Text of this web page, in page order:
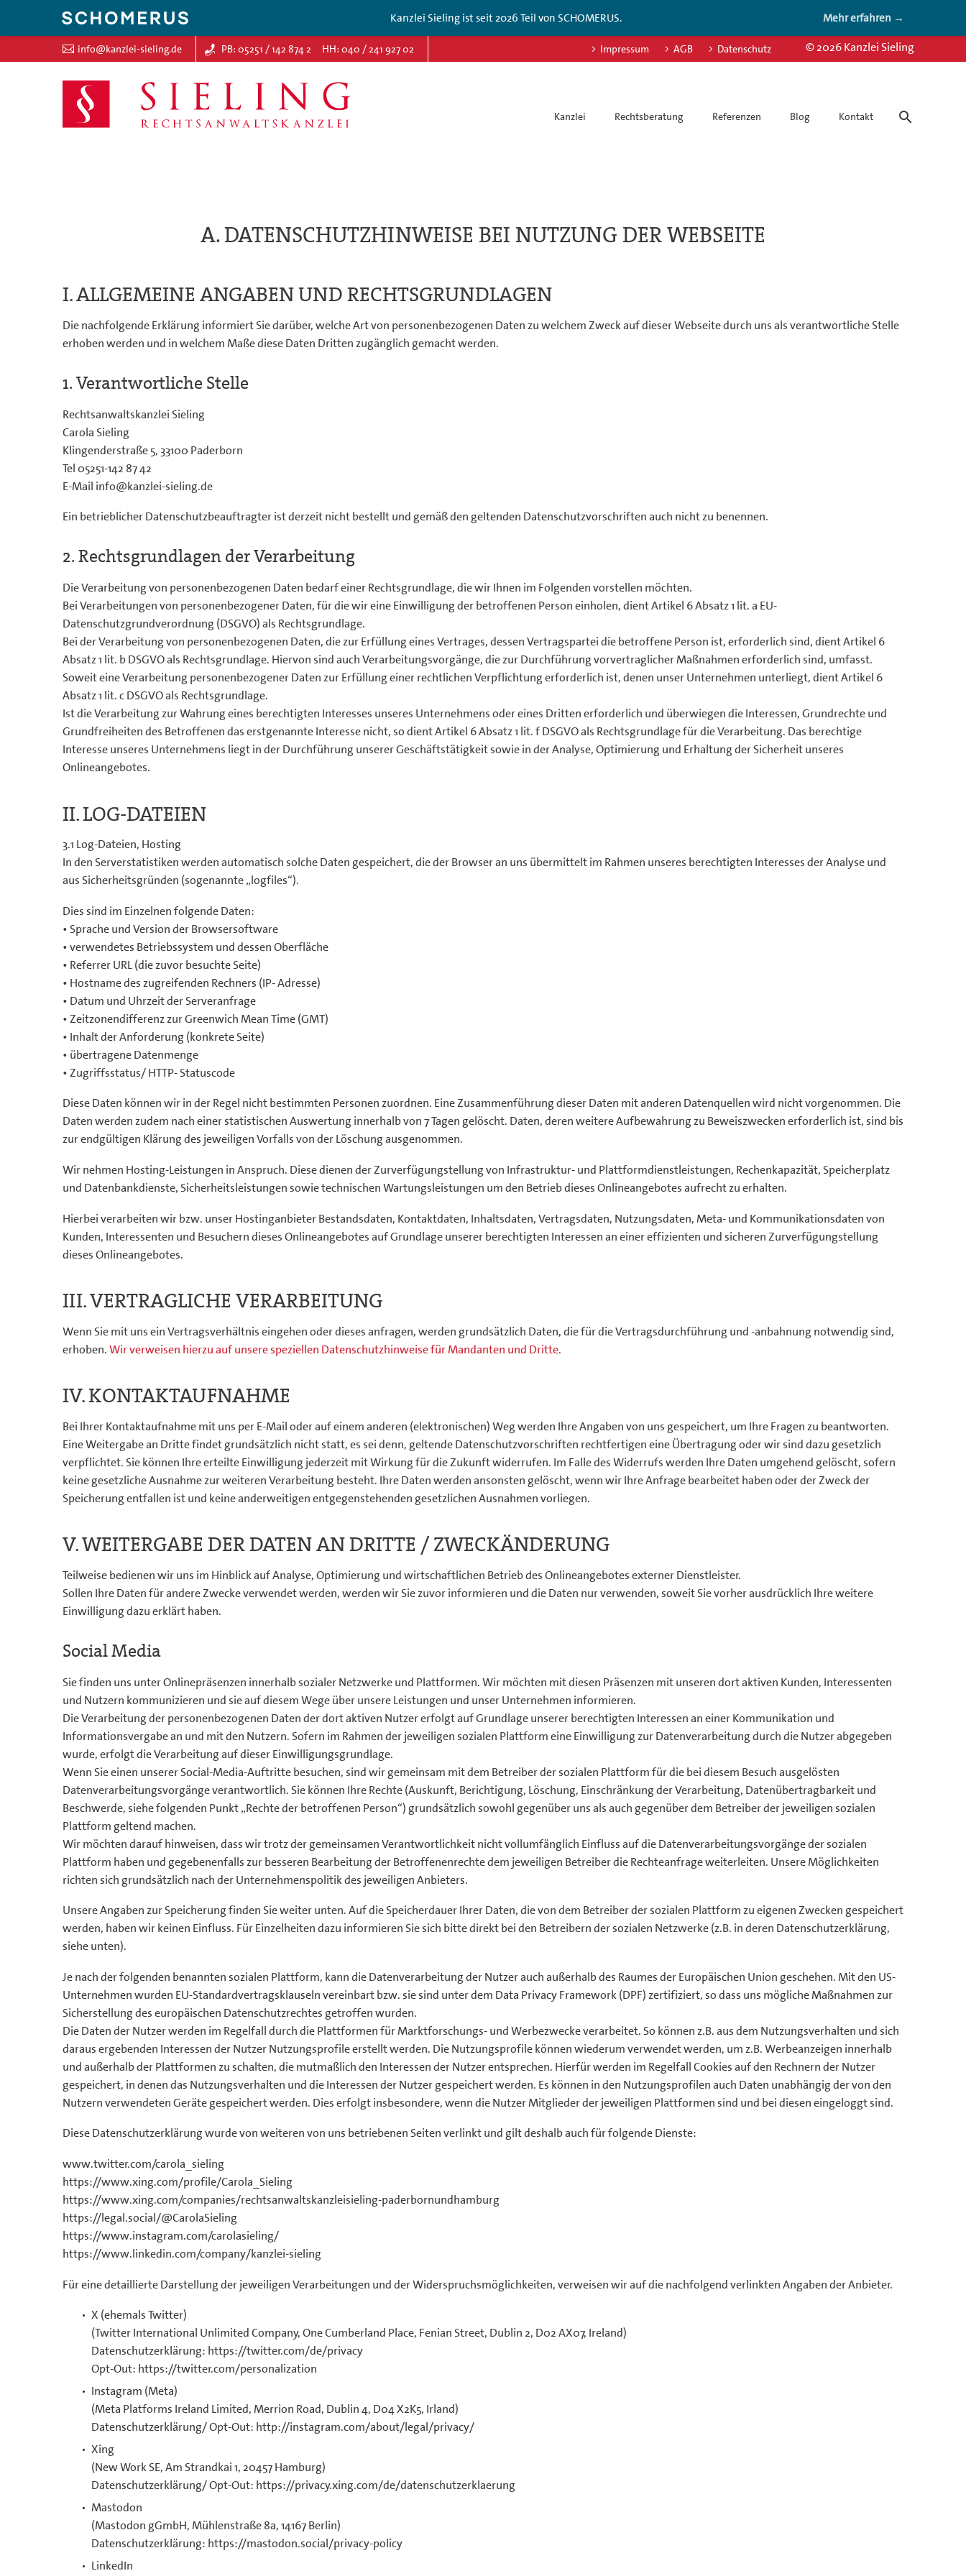
Kanzlei Sieling ist seit 2026 Teil von SCHOMERUS. Mehr erfahren →
info@kanzlei-sieling.de PB: 05251 / 142 874 2 HH: 040 / 241 927 02 © 2026 Kanzlei Sieling
Impressum AGB Datenschutz
Kanzlei Rechtsberatung Referenzen Blog Kontakt
A. DATENSCHUTZHINWEISE BEI NUTZUNG DER WEBSEITE
I. ALLGEMEINE ANGABEN UND RECHTSGRUNDLAGEN
Die nachfolgende Erklärung informiert Sie darüber, welche Art von personenbezogenen Daten zu welchem Zweck auf dieser Webseite durch uns als verantwortliche Stelle
erhoben werden und in welchem Maße diese Daten Dritten zugänglich gemacht werden.
1. Verantwortliche Stelle
Rechtsanwaltskanzlei Sieling
Carola Sieling
Klingenderstraße 5, 33100 Paderborn
Tel 05251-142 87 42
E-Mail info@kanzlei-sieling.de
Ein betrieblicher Datenschutzbeauftragter ist derzeit nicht bestellt und gemäß den geltenden Datenschutzvorschriften auch nicht zu benennen.
2. Rechtsgrundlagen der Verarbeitung
Die Verarbeitung von personenbezogenen Daten bedarf einer Rechtsgrundlage, die wir Ihnen im Folgenden vorstellen möchten.
Bei Verarbeitungen von personenbezogener Daten, für die wir eine Einwilligung der betroffenen Person einholen, dient Artikel 6 Absatz 1 lit. a EU-
Datenschutzgrundverordnung (DSGVO) als Rechtsgrundlage.
Bei der Verarbeitung von personenbezogenen Daten, die zur Erfüllung eines Vertrages, dessen Vertragspartei die betroffene Person ist, erforderlich sind, dient Artikel 6
Absatz 1 lit. b DSGVO als Rechtsgrundlage. Hiervon sind auch Verarbeitungsvorgänge, die zur Durchführung vorvertraglicher Maßnahmen erforderlich sind, umfasst.
Soweit eine Verarbeitung personenbezogener Daten zur Erfüllung einer rechtlichen Verpflichtung erforderlich ist, denen unser Unternehmen unterliegt, dient Artikel 6
Absatz 1 lit. c DSGVO als Rechtsgrundlage.
Ist die Verarbeitung zur Wahrung eines berechtigten Interesses unseres Unternehmens oder eines Dritten erforderlich und überwiegen die Interessen, Grundrechte und
Grundfreiheiten des Betroffenen das erstgenannte Interesse nicht, so dient Artikel 6 Absatz 1 lit. f DSGVO als Rechtsgrundlage für die Verarbeitung. Das berechtige
Interesse unseres Unternehmens liegt in der Durchführung unserer Geschäftstätigkeit sowie in der Analyse, Optimierung und Erhaltung der Sicherheit unseres
Onlineangebotes.
II. LOG-DATEIEN
3.1 Log-Dateien, Hosting
In den Serverstatistiken werden automatisch solche Daten gespeichert, die der Browser an uns übermittelt im Rahmen unseres berechtigten Interesses der Analyse und
aus Sicherheitsgründen (sogenannte „logfiles“).
Dies sind im Einzelnen folgende Daten:
• Sprache und Version der Browsersoftware
• verwendetes Betriebssystem und dessen Oberfläche
• Referrer URL (die zuvor besuchte Seite)
• Hostname des zugreifenden Rechners (IP- Adresse)
• Datum und Uhrzeit der Serveranfrage
• Zeitzonendifferenz zur Greenwich Mean Time (GMT)
• Inhalt der Anforderung (konkrete Seite)
• übertragene Datenmenge
• Zugriffsstatus/ HTTP- Statuscode
Diese Daten können wir in der Regel nicht bestimmten Personen zuordnen. Eine Zusammenführung dieser Daten mit anderen Datenquellen wird nicht vorgenommen. Die
Daten werden zudem nach einer statistischen Auswertung innerhalb von 7 Tagen gelöscht. Daten, deren weitere Aufbewahrung zu Beweiszwecken erforderlich ist, sind bis
zur endgültigen Klärung des jeweiligen Vorfalls von der Löschung ausgenommen.
Wir nehmen Hosting-Leistungen in Anspruch. Diese dienen der Zurverfügungstellung von Infrastruktur- und Plattformdienstleistungen, Rechenkapazität, Speicherplatz
und Datenbankdienste, Sicherheitsleistungen sowie technischen Wartungsleistungen um den Betrieb dieses Onlineangebotes aufrecht zu erhalten.
Hierbei verarbeiten wir bzw. unser Hostinganbieter Bestandsdaten, Kontaktdaten, Inhaltsdaten, Vertragsdaten, Nutzungsdaten, Meta- und Kommunikationsdaten von
Kunden, Interessenten und Besuchern dieses Onlineangebotes auf Grundlage unserer berechtigten Interessen an einer effizienten und sicheren Zurverfügungstellung
dieses Onlineangebotes.
III. VERTRAGLICHE VERARBEITUNG
Wenn Sie mit uns ein Vertragsverhältnis eingehen oder dieses anfragen, werden grundsätzlich Daten, die für die Vertragsdurchführung und -anbahnung notwendig sind,
erhoben.Wir verweisen hierzu auf unsere speziellen Datenschutzhinweise für Mandanten und Dritte.
IV. KONTAKTAUFNAHME
Bei Ihrer Kontaktaufnahme mit uns per E-Mail oder auf einem anderen (elektronischen) Weg werden Ihre Angaben von uns gespeichert, um Ihre Fragen zu beantworten.
Eine Weitergabe an Dritte findet grundsätzlich nicht statt, es sei denn, geltende Datenschutzvorschriften rechtfertigen eine Übertragung oder wir sind dazu gesetzlich
verpflichtet. Sie können Ihre erteilte Einwilligung jederzeit mit Wirkung für die Zukunft widerrufen. Im Falle des Widerrufs werden Ihre Daten umgehend gelöscht, sofern
keine gesetzliche Ausnahme zur weiteren Verarbeitung besteht. Ihre Daten werden ansonsten gelöscht, wenn wir Ihre Anfrage bearbeitet haben oder der Zweck der
Speicherung entfallen ist und keine anderweitigen entgegenstehenden gesetzlichen Ausnahmen vorliegen.
V. WEITERGABE DER DATEN AN DRITTE / ZWECKÄNDERUNG
Teilweise bedienen wir uns im Hinblick auf Analyse, Optimierung und wirtschaftlichen Betrieb des Onlineangebotes externer Dienstleister.
Sollen Ihre Daten für andere Zwecke verwendet werden, werden wir Sie zuvor informieren und die Daten nur verwenden, soweit Sie vorher ausdrücklich Ihre weitere
Einwilligung dazu erklärt haben.
Social Media
Sie finden uns unter Onlinepräsenzen innerhalb sozialer Netzwerke und Plattformen. Wir möchten mit diesen Präsenzen mit unseren dort aktiven Kunden, Interessenten
und Nutzern kommunizieren und sie auf diesem Wege über unsere Leistungen und unser Unternehmen informieren.
Die Verarbeitung der personenbezogenen Daten der dort aktiven Nutzer erfolgt auf Grundlage unserer berechtigten Interessen an einer Kommunikation und
Informationsvergabe an und mit den Nutzern. Sofern im Rahmen der jeweiligen sozialen Plattform eine Einwilligung zur Datenverarbeitung durch die Nutzer abgegeben
wurde, erfolgt die Verarbeitung auf dieser Einwilligungsgrundlage.
Wenn Sie einen unserer Social-Media-Auftritte besuchen, sind wir gemeinsam mit dem Betreiber der sozialen Plattform für die bei diesem Besuch ausgelösten
Datenverarbeitungsvorgänge verantwortlich. Sie können Ihre Rechte (Auskunft, Berichtigung, Löschung, Einschränkung der Verarbeitung, Datenübertragbarkeit und
Beschwerde, siehe folgenden Punkt „Rechte der betroffenen Person“) grundsätzlich sowohl gegenüber uns als auch gegenüber dem Betreiber der jeweiligen sozialen
Plattform geltend machen.
Wir möchten darauf hinweisen, dass wir trotz der gemeinsamen Verantwortlichkeit nicht vollumfänglich Einfluss auf die Datenverarbeitungsvorgänge der sozialen
Plattform haben und gegebenenfalls zur besseren Bearbeitung der Betroffenenrechte dem jeweiligen Betreiber die Rechteanfrage weiterleiten. Unsere Möglichkeiten
richten sich grundsätzlich nach der Unternehmenspolitik des jeweiligen Anbieters.
Unsere Angaben zur Speicherung finden Sie weiter unten. Auf die Speicherdauer Ihrer Daten, die von dem Betreiber der sozialen Plattform zu eigenen Zwecken gespeichert
werden, haben wir keinen Einfluss. Für Einzelheiten dazu informieren Sie sich bitte direkt bei den Betreibern der sozialen Netzwerke (z.B. in deren Datenschutzerklärung,
siehe unten).
Je nach der folgenden benannten sozialen Plattform, kann die Datenverarbeitung der Nutzer auch außerhalb des Raumes der Europäischen Union geschehen. Mit den US-
Unternehmen wurden EU-Standardvertragsklauseln vereinbart bzw. sie sind unter dem Data Privacy Framework (DPF) zertifiziert, so dass uns mögliche Maßnahmen zur
Sicherstellung des europäischen Datenschutzrechtes getroffen wurden.
Die Daten der Nutzer werden im Regelfall durch die Plattformen für Marktforschungs- und Werbezwecke verarbeitet. So können z.B. aus dem Nutzungsverhalten und sich
daraus ergebenden Interessen der Nutzer Nutzungsprofile erstellt werden. Die Nutzungsprofile können wiederum verwendet werden, um z.B. Werbeanzeigen innerhalb
und außerhalb der Plattformen zu schalten, die mutmaßlich den Interessen der Nutzer entsprechen. Hierfür werden im Regelfall Cookies auf den Rechnern der Nutzer
gespeichert, in denen das Nutzungsverhalten und die Interessen der Nutzer gespeichert werden. Es können in den Nutzungsprofilen auch Daten unabhängig der von den
Nutzern verwendeten Geräte gespeichert werden. Dies erfolgt insbesondere, wenn die Nutzer Mitglieder der jeweiligen Plattformen sind und bei diesen eingeloggt sind.
Diese Datenschutzerklärung wurde von weiteren von uns betriebenen Seiten verlinkt und gilt deshalb auch für folgende Dienste:
www.twitter.com/carola_sieling
https://www.xing.com/profile/Carola_Sieling
https://www.xing.com/companies/rechtsanwaltskanzleisieling-paderbornundhamburg
https://legal.social/@CarolaSieling
https://www.instagram.com/carolasieling/
https://www.linkedin.com/company/kanzlei-sieling
Für eine detaillierte Darstellung der jeweiligen Verarbeitungen und der Widerspruchsmöglichkeiten, verweisen wir auf die nachfolgend verlinkten Angaben der Anbieter.
X (ehemals Twitter)
(Twitter International Unlimited Company, One Cumberland Place, Fenian Street, Dublin 2, D02 AX07, Ireland)
Datenschutzerklärung: https://twitter.com/de/privacy
Opt-Out: https://twitter.com/personalization
Instagram (Meta)
(Meta Platforms Ireland Limited, Merrion Road, Dublin 4, D04 X2K5, Irland)
Datenschutzerklärung/ Opt-Out: http://instagram.com/about/legal/privacy/
Xing
(New Work SE, Am Strandkai 1, 20457 Hamburg)
Datenschutzerklärung/ Opt-Out: https://privacy.xing.com/de/datenschutzerklaerung
Mastodon
(Mastodon gGmbH, Mühlenstraße 8a, 14167 Berlin)
Datenschutzerklärung: https://mastodon.social/privacy-policy
LinkedIn